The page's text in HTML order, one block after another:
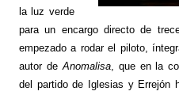
la luz verde
para un encargo directo de
empezado a rodar el piloto,
autor de Anomalisa, que en la
del partido de Iglesias y Errejón